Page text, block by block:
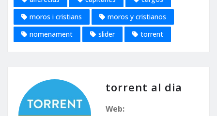
moros i cristians
moros y cristianos
nomenament
slider torrent
torrent al dia
Web: